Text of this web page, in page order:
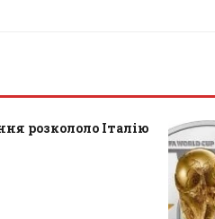
розкололо Італію